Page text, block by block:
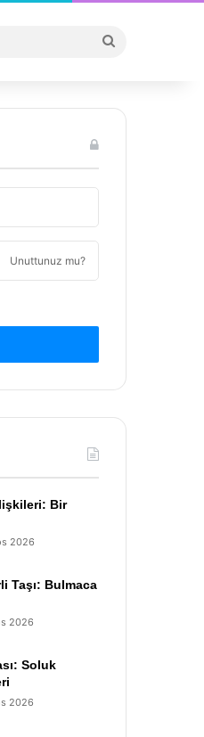
...
Unuttunuz mu?
Bir
2026
Taşı: Bulmaca
2026
Soluk
2026